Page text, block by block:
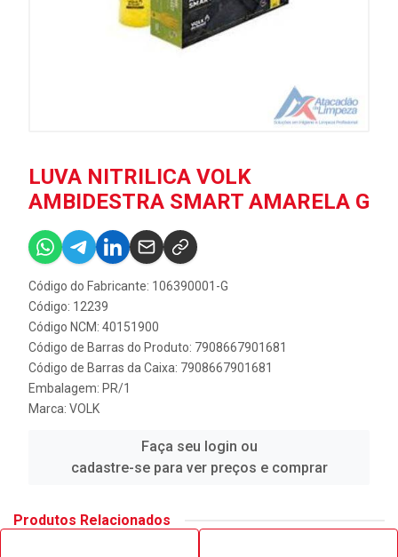
LUVA NITRILICA VOLK
AMBIDESTRA SMART AMARELA G
Código do Fabricante: 106390001-G
Código: 12239
Código NCM: 40151900
Código de Barras do Produto: 7908667901681
Código de Barras da Caixa: 7908667901681
Embalagem: PR/1
Marca: VOLK
Faça seu login ou
cadastre-se para ver preços e comprar
Produtos Relacionados